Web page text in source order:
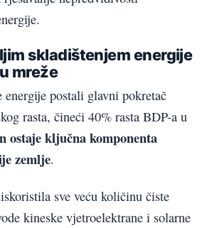
skladištenjem energije
mreže
energije postali glavni pokretač
rasta, čineći 40% rasta BDP-a u
ostaje ključna komponenta
zemlje.
sve veću količinu čiste
kineske vjetroelektrane i solarne